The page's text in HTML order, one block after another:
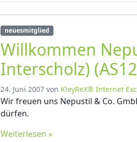
neuesmitglied
Willkommen
Interscholz)
24. Juni 2007 von KleyReX® Internet
Wir freuen uns Nepustil & Co.
dürfen.
Weiterlesen »